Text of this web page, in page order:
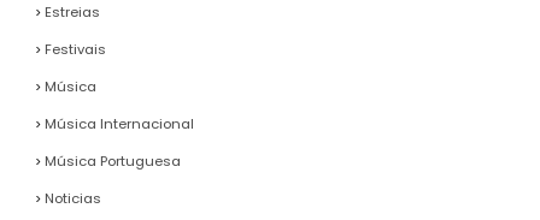
Estreias
Festivais
Música
Música Internacional
Música Portuguesa
Noticias